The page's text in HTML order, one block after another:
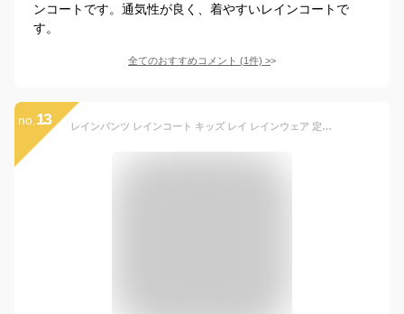
ンコートです。通気性が良く、着やすいレインコートで
す。
全てのおすすめコメント (1件) >
no. 13 レインパンツ レインコート キッズ レイ レインウェア 定番 レインパーカー レインポンチョ OUTDOOR アウトドア レインパンツ